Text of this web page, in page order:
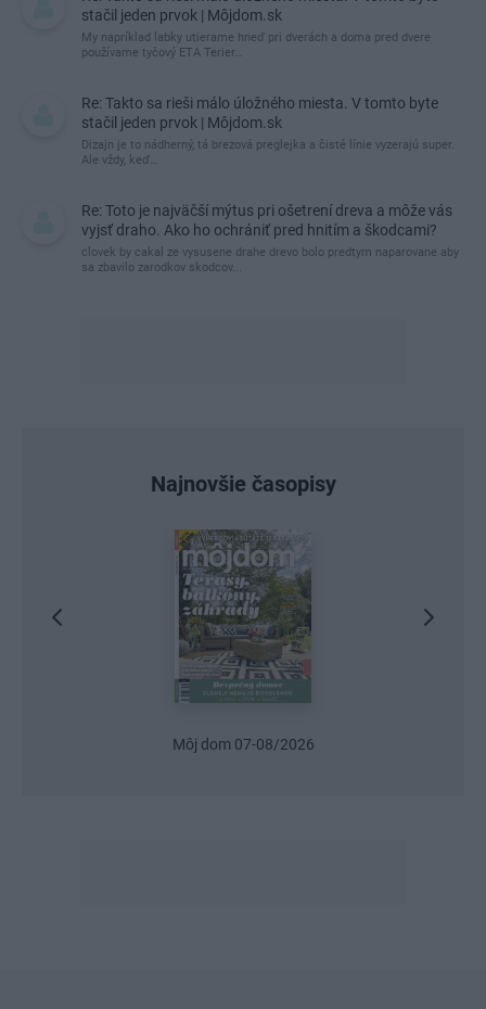
stačil jeden prvok | Môjdom.sk
My napríklad labky utierame hneď pri dverách a doma pred dvere
používame tyčový ETA Terier…
Re: Takto sa rieši málo úložného miesta. V tomto byte
stačil jeden prvok | Môjdom.sk
Dizajn je to nádherný, tá brezová preglejka a čisté línie vyzerajú super.
Ale vždy, keď…
Re: Toto je najväčší mýtus pri ošetrení dreva a môže vás
vyjsť draho. Ako ho ochrániť pred hnitím a škodcami?
clovek by cakal ze vysusene drahe drevo bolo predtym naparovane aby
sa zbavilo zarodkov skodcov...
Najnovšie časopisy
Môj dom 07-08/2026